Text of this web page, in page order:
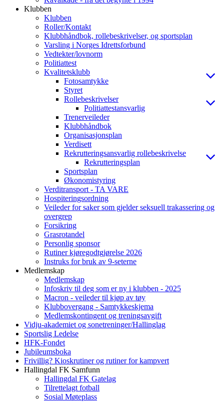
Klubben
Klubben
Roller/Kontakt
Klubbhåndbok, rollebeskrivelser, og sportsplan
Varsling i Norges Idrettsforbund
Vedtekter/lovnorm
Politiattest
Kvalitetsklubb
Fotosamtykke
Styret
Rollebeskrivelser
Politiattestansvarlig
Trenerveileder
Klubbhåndbok
Organisasjonsplan
Verdisett
Rekrutteringsansvarlig rollebeskrivelse
Rekrutteringsplan
Sportsplan
Økonomistyring
Verditransport - TA VARE
Hospiteringsordning
Veileder for saker som gjelder seksuell trakassering og
overgrep
Forsikring
Grasrotandel
Personlig sponsor
Rutiner kjøregodtgjørelse 2026
Instruks for bruk av 9-seterne
Medlemskap
Medlemskap
Infoskriv til deg som er ny i klubben - 2025
Macron - veileder til kjøp av tøy
Klubbovergang - Samtykkeskjema
Medlemskontingent og treningsavgift
Vidju-akademiet og sonetreninger/Hallinglag
Sportslig Ledelse
HFK-Fondet
Jubileumsboka
Frivillig? Kioskrutiner og rutiner for kampvert
Hallingdal FK Samfunn
Hallingdal FK Gatelag
Tilrettelagt fotball
Sosial Møteplass